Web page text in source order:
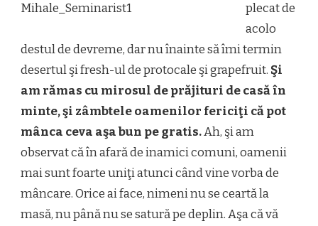
plecat de
acolo
destul de devreme, dar nu înainte să îmi termin
desertul şi fresh-ul de protocale şi grapefruit. Şi
am rămas cu mirosul de prăjituri de casă în
minte, şi zâmbtele oamenilor fericiţi că pot
mânca ceva aşa bun pe gratis.Ah, şi am
observat că în afară de inamici comuni, oamenii
mai sunt foarte uniţi atunci când vine vorba de
mâncare. Orice ai face, nimeni nu se ceartă la
masă, nu până nu se satură pe deplin. Aşa că vă